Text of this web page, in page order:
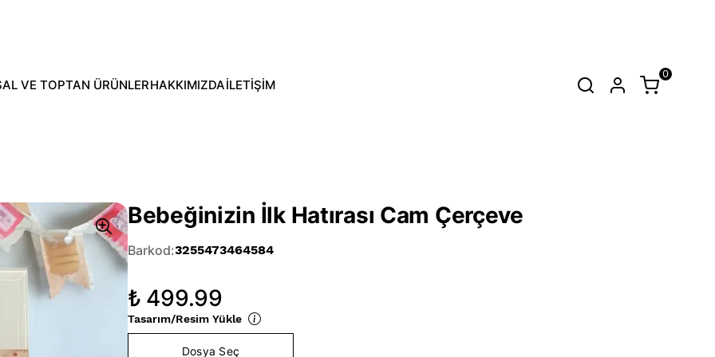
VE TOPTAN ÜRÜNLERHAKKIMIZDAİLETİŞİM
0
Bebeğinizin İlk Hatırası Cam Çerçeve
Barkod:3255473464584
₺ 499.99
Tasarım/Resim Yükle
Dosya Seç